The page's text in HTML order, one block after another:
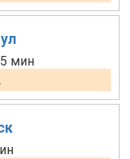
мин